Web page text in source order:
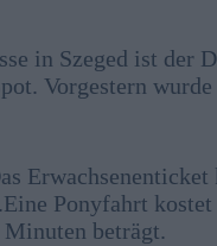
in Szeged ist der
Vorgestern
Ponyfahrt
beträgt.